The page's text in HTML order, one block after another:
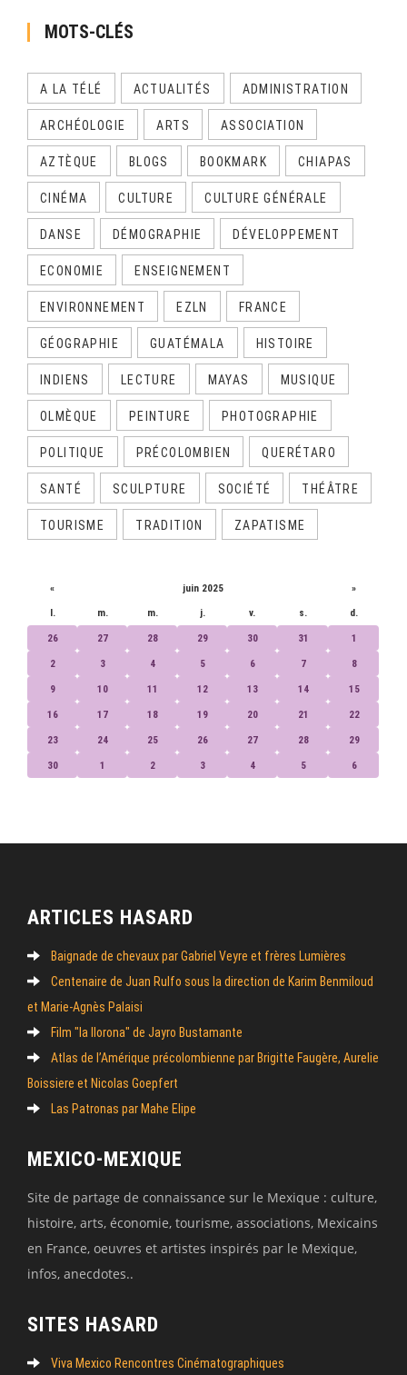
MOTS-CLÉS
A LA TÉLÉ ACTUALITÉS ADMINISTRATION
ARCHÉOLOGIE ARTS ASSOCIATION
AZTÈQUE BLOGS BOOKMARK CHIAPAS
CINÉMA CULTURE CULTURE GÉNÉRALE
DANSE DÉMOGRAPHIE DÉVELOPPEMENT
ECONOMIE ENSEIGNEMENT
ENVIRONNEMENT EZLN FRANCE
GÉOGRAPHIE GUATÉMALA HISTOIRE
INDIENS LECTURE MAYAS MUSIQUE
OLMÈQUE PEINTURE PHOTOGRAPHIE
POLITIQUE PRÉCOLOMBIEN QUERÉTARO
SANTÉ SCULPTURE SOCIÉTÉ THÉÂTRE
TOURISME TRADITION ZAPATISME
« juin 2025 »
l. m. m. j. v. s. d.
26 27 28 29 30 31 1
2 3 4 5 6 7 8
9 10 11 12 13 14 15
16 17 18 19 20 21 22
23 24 25 26 27 28 29
30 1 2 3 4 5 6
ARTICLES HASARD
Baignade de chevaux par Gabriel Veyre et frères Lumières
Centenaire de Juan Rulfo sous la direction de Karim Benmiloud
et Marie-Agnès Palaisi
Film "la llorona" de Jayro Bustamante
Atlas de l’Amérique précolombienne par Brigitte Faugère, Aurelie
Boissiere et Nicolas Goepfert
Las Patronas par Mahe Elipe
MEXICO-MEXIQUE
Site de partage de connaissance sur le Mexique : culture,
histoire, arts, économie, tourisme, associations, Mexicains
en France, oeuvres et artistes inspirés par le Mexique,
infos, anecdotes..
SITES HASARD
Viva Mexico Rencontres Cinématographiques